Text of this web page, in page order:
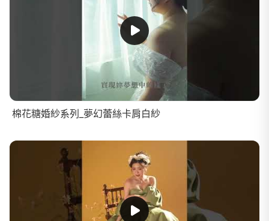
棉花糖婚紗系列_夢幻蕾絲卡肩白紗